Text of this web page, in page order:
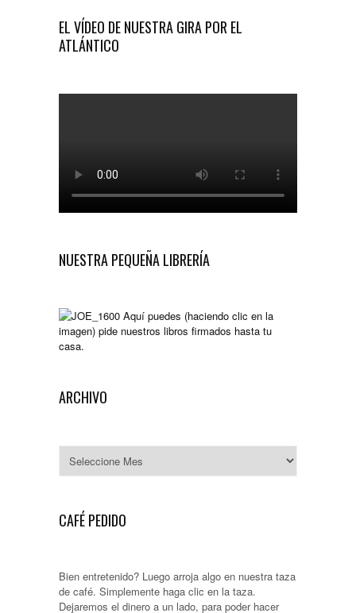
EL VÍDEO DE NUESTRA GIRA POR EL
ATLÁNTICO
NUESTRA PEQUEÑA LIBRERÍA
Aquí puedes (haciendo clic en la
imagen) pide nuestros libros firmados hasta tu
casa.
ARCHIVO
CAFÉ PEDIDO
Bien entretenido? Luego arroja algo en nuestra taza
de café. Simplemente haga clic en la taza.
Dejaremos el dinero a un lado, para poder hacer